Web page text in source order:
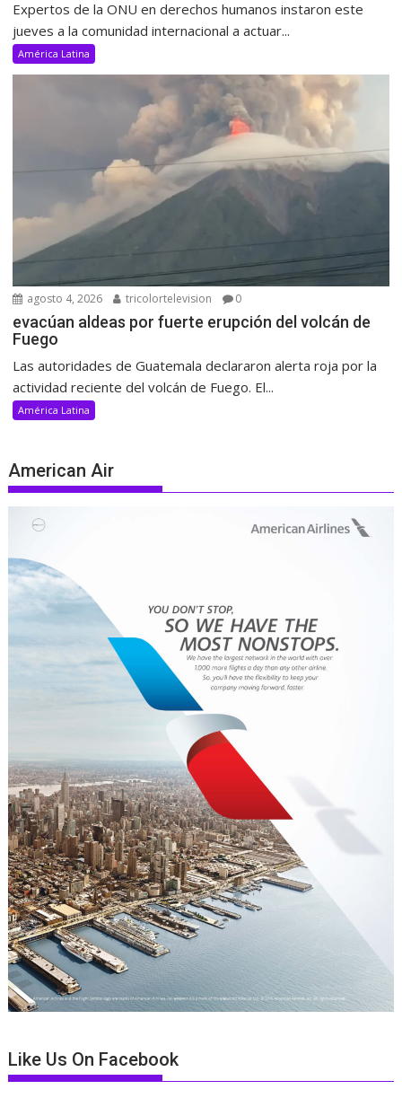
Expertos de la ONU en derechos humanos instaron este
jueves a la comunidad internacional a actuar...
América Latina
agosto 4, 2026 tricolortelevision 0
evacúan aldeas por fuerte erupción del volcán de
Fuego
Las autoridades de Guatemala declararon alerta roja por la
actividad reciente del volcán de Fuego. El...
América Latina
American Air
Like Us On Facebook